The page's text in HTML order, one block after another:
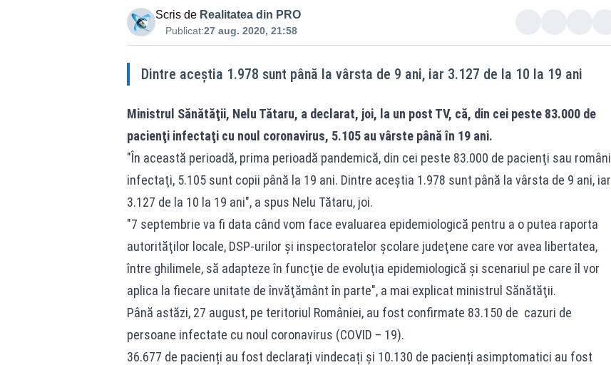
Scris de Realitatea din PRO
Publicat:27 aug. 2020, 21:58
Dintre aceştia 1.978 sunt până la vârsta de 9 ani, iar 3.127 de la 10 la 19 ani
Ministrul Sănătăţii, Nelu Tătaru, a declarat, joi, la un post TV, că, din cei peste 83.000 de
pacienţi infectaţi cu noul coronavirus, 5.105 au vârste până în 19 ani.
"În această perioadă, prima perioadă pandemică, din cei peste 83.000 de pacienţi sau români
infectaţi, 5.105 sunt copii până la 19 ani. Dintre aceştia 1.978 sunt până la vârsta de 9 ani, iar
3.127 de la 10 la 19 ani", a spus Nelu Tătaru, joi.
"7 septembrie va fi data când vom face evaluarea epidemiologică pentru a o putea raporta
autorităţilor locale, DSP-urilor şi inspectoratelor şcolare judeţene care vor avea libertatea,
între ghilimele, să adapteze în funcţie de evoluţia epidemiologică şi scenariul pe care îl vor
aplica la fiecare unitate de învăţământ în parte", a mai explicat ministrul Sănătăţii.
Până astăzi, 27 august, pe teritoriul României, au fost confirmate 83.150 de cazuri de
persoane infectate cu noul coronavirus (COVID – 19).
36.677 de pacienți au fost declarați vindecați și 10.130 de pacienți asimptomatici au fost